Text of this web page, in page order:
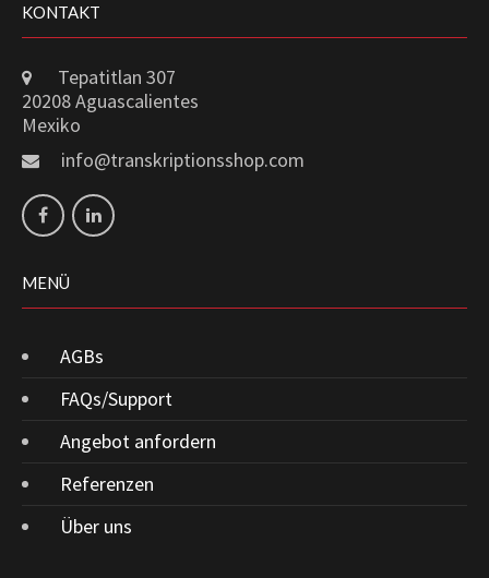
KONTAKT
Tepatitlan 307
20208 Aguascalientes
Mexiko
info@transkriptionsshop.com
MENÜ
AGBs
FAQs/Support
Angebot anfordern
Referenzen
Über uns